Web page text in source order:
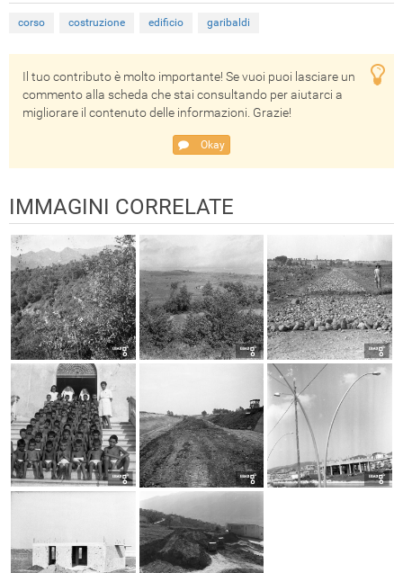
corso costruzione edificio garibaldi
Il tuo contributo è molto importante! Se vuoi puoi lasciare un
commento alla scheda che stai consultando per aiutarci a
migliorare il contenuto delle informazioni. Grazie!
Okay
IMMAGINI CORRELATE